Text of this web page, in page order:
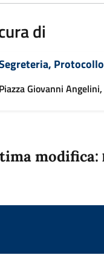
di
Piazza Giovanni
modifica: